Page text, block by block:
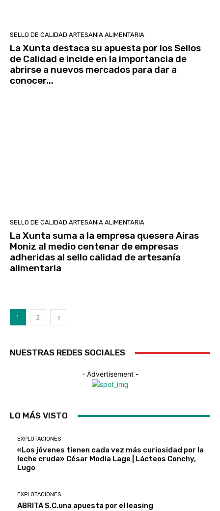
SELLO DE CALIDAD ARTESANIA ALIMENTARIA
La Xunta destaca su apuesta por los Sellos
de Calidad e incide en la importancia de
abrirse a nuevos mercados para dar a
conocer...
SELLO DE CALIDAD ARTESANIA ALIMENTARIA
La Xunta suma a la empresa quesera Airas
Moniz al medio centenar de empresas
adheridas al sello calidad de artesanía
alimentaria
1 2
NUESTRAS REDES SOCIALES
- Advertisement -
LO MÁS VISTO
EXPLOTACIONES
«Los jóvenes tienen cada vez más curiosidad por la
leche cruda» César Modia Lage | Lácteos Conchy,
Lugo
EXPLOTACIONES
ABRITA S.C.una apuesta por el leasing